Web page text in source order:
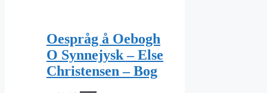
Oespråg å Oebogh
O Synnejysk – Else
Christensen – Bog